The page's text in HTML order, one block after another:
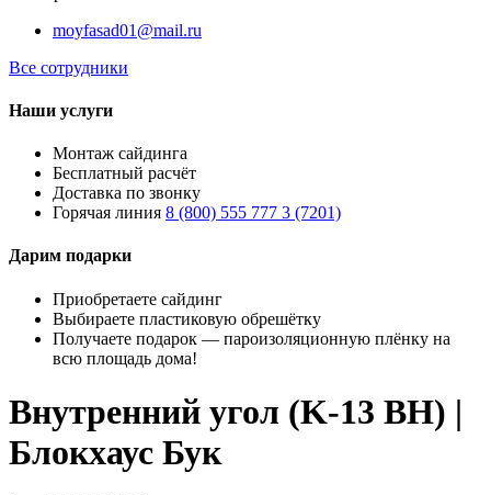
moyfasad01@mail.ru
Все сотрудники
Наши услуги
Монтаж сайдинга
Бесплатный расчёт
Доставка по звонку
Горячая линия 8 (800) 555 777 3 (7201)
Дарим подарки
Приобретаете сайдинг
Выбираете пластиковую обрешётку
Получаете подарок — пароизоляционную плёнку на
всю площадь дома!
Внутренний угол (K-13 BH) |
Блокхаус Бук